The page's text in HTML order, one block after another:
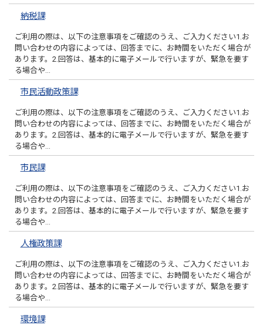
納税課
ご利用の際は、以下の注意事項をご確認のうえ、ご入力ください1.お
問い合わせの内容によっては、回答までに、お時間をいただく場合が
あります。2.回答は、基本的に電子メールで行いますが、緊急を要す
る場合や…
市民活動政策課
ご利用の際は、以下の注意事項をご確認のうえ、ご入力ください1.お
問い合わせの内容によっては、回答までに、お時間をいただく場合が
あります。2.回答は、基本的に電子メールで行いますが、緊急を要す
る場合や…
市民課
ご利用の際は、以下の注意事項をご確認のうえ、ご入力ください1.お
問い合わせの内容によっては、回答までに、お時間をいただく場合が
あります。2.回答は、基本的に電子メールで行いますが、緊急を要す
る場合や…
人権政策課
ご利用の際は、以下の注意事項をご確認のうえ、ご入力ください1.お
問い合わせの内容によっては、回答までに、お時間をいただく場合が
あります。2.回答は、基本的に電子メールで行いますが、緊急を要す
る場合や…
環境課